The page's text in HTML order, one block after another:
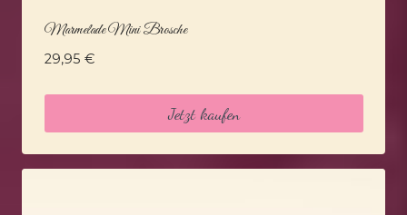
Marmelade Mini Brosche
29,95 €
Jetzt kaufen